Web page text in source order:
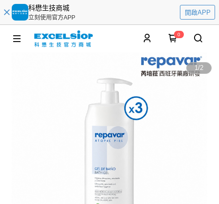
科懋生技商城
立刻使用官方APP
開啟APP
0
1/2